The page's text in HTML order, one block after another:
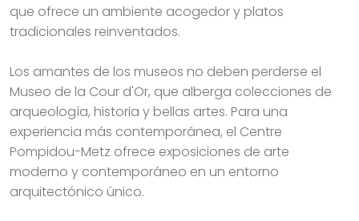
que ofrece un ambiente acogedor y platos
tradicionales reinventados.
Los amantes de los museos no deben perderse el
Museo de la Cour d'Or, que alberga colecciones de
arqueología, historia y bellas artes. Para una
experiencia más contemporánea, el Centre
Pompidou-Metz ofrece exposiciones de arte
moderno y contemporáneo en un entorno
arquitectónico único.